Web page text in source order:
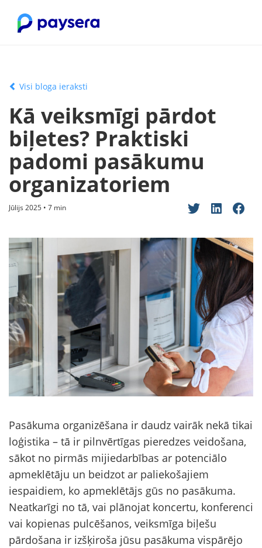
Visi bloga ieraksti
Kā veiksmīgi pārdot
biļetes? Praktiski
padomi pasākumu
organizatoriem
Jūlijs 2025 • 7 min
Pasākuma organizēšana ir daudz vairāk nekā tikai
loģistika – tā ir pilnvērtīgas pieredzes veidošana,
sākot no pirmās mijiedarbības ar potenciālo
apmeklētāju un beidzot ar paliekošajiem
iespaidiem, ko apmeklētājs gūs no pasākuma.
Neatkarīgi no tā, vai plānojat koncertu, konferenci
vai kopienas pulcēšanos, veiksmīga biļešu
pārdošana ir izšķiroša jūsu pasākuma vispārējo